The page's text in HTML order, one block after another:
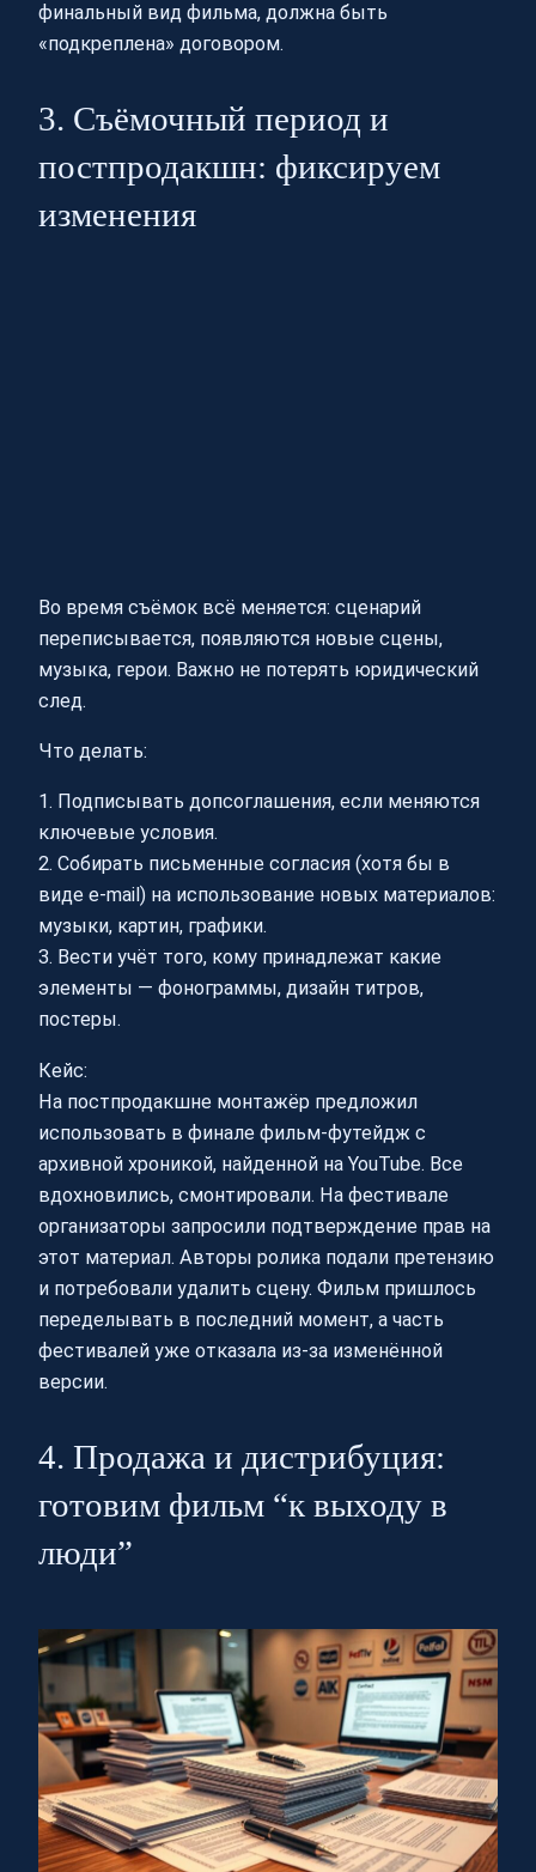
финальный вид фильма, должна быть
«подкреплена» договором.
3. Съёмочный период и
постпродакшн: фиксируем
изменения
Во время съёмок всё меняется: сценарий
переписывается, появляются новые сцены,
музыка, герои. Важно не потерять юридический
след.
Что делать:
1. Подписывать допсоглашения, если меняются
ключевые условия.
2. Собирать письменные согласия (хотя бы в
виде e‑mail) на использование новых материалов:
музыки, картин, графики.
3. Вести учёт того, кому принадлежат какие
элементы — фонограммы, дизайн титров,
постеры.
Кейс:
На постпродакшне монтажёр предложил
использовать в финале фильм-футейдж с
архивной хроникой, найденной на YouTube. Все
вдохновились, смонтировали. На фестивале
организаторы запросили подтверждение прав на
этот материал. Авторы ролика подали претензию
и потребовали удалить сцену. Фильм пришлось
переделывать в последний момент, а часть
фестивалей уже отказала из‑за изменённой
версии.
4. Продажа и дистрибуция:
готовим фильм “к выходу в
люди”